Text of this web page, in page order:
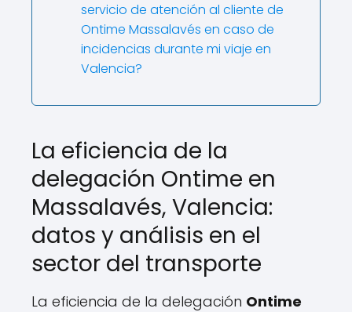
servicio de atención al cliente de
Ontime Massalavés en caso de
incidencias durante mi viaje en
Valencia?
La eficiencia de la
delegación Ontime en
Massalavés, Valencia:
datos y análisis en el
sector del transporte
La eficiencia de la delegación Ontime